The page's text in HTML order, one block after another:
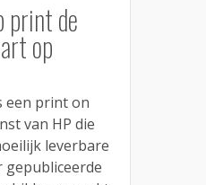
print de
op
een print on
van HP die
leverbare
gepubliceerde